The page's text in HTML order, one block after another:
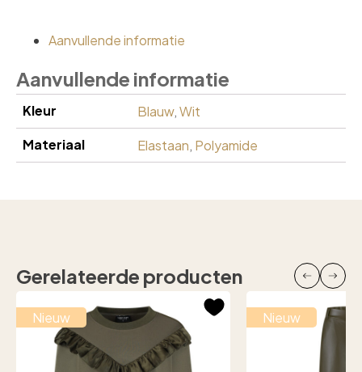
Aanvullende informatie
Aanvullende informatie
Kleur Blauw,Wit
Materiaal
Elastaan, Polyamide
Gerelateerde producten
Nieuw Nieuw